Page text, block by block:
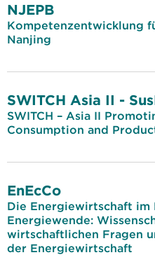
NJEPB
Kompetenzentwicklung
Nanjing
SWITCH Asia II -
SWITCH – Asia II
Consumption and
EnEcCo
Die Energiewirtschaft im
Energiewende:
wirtschaftlichen Fragen
der Energiewirtschaft